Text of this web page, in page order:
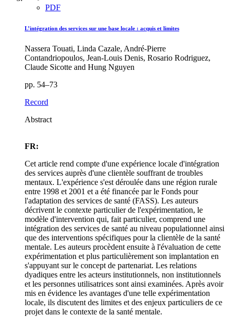
PDF
L’intégration des services sur une base locale : acquis et limites
Nassera Touati, Linda Cazale, André-Pierre
Contandriopoulos, Jean-Louis Denis, Rosario Rodriguez,
Claude Sicotte and Hung Nguyen
pp. 54–73
Record
Abstract
FR:
Cet article rend compte d'une expérience locale d'intégration
des services auprès d'une clientèle souffrant de troubles
mentaux. L'expérience s'est déroulée dans une région rurale
entre 1998 et 2001 et a été financée par le Fonds pour
l'adaptation des services de santé (FASS). Les auteurs
décrivent le contexte particulier de l'expérimentation, le
modèle d'intervention qui, fait particulier, comprend une
intégration des services de santé au niveau populationnel ainsi
que des interventions spécifiques pour la clientèle de la santé
mentale. Les auteurs procèdent ensuite à l'évaluation de cette
expérimentation et plus particulièrement son implantation en
s'appuyant sur le concept de partenariat. Les relations
dyadiques entre les acteurs institutionnels, non institutionnels
et les personnes utilisatrices sont ainsi examinées. Après avoir
mis en évidence les avantages d'une telle expérimentation
locale, ils discutent des limites et des enjeux particuliers de ce
projet dans le contexte de la santé mentale.